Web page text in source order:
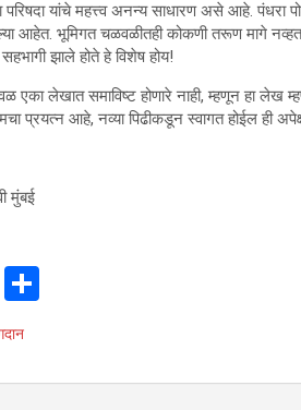
यांचे महत्त्व अनन्य साधारण असे आहे. पंधरा
आहेत. भूमिगत चळवळीतही कोकणी तरूण मागे
झाले होते हे विशेष होय!
लेखात समाविष्ट होणारे नाही, म्हणून हा लेख
प्रयत्न आहे, नव्या पिढीकडून स्वागत होईल ही
मुंबई
E
ail
e